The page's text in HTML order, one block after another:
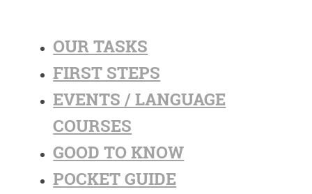
OUR TASKS
FIRST STEPS
EVENTS / LANGUAGE
COURSES
GOOD TO KNOW
POCKET GUIDE